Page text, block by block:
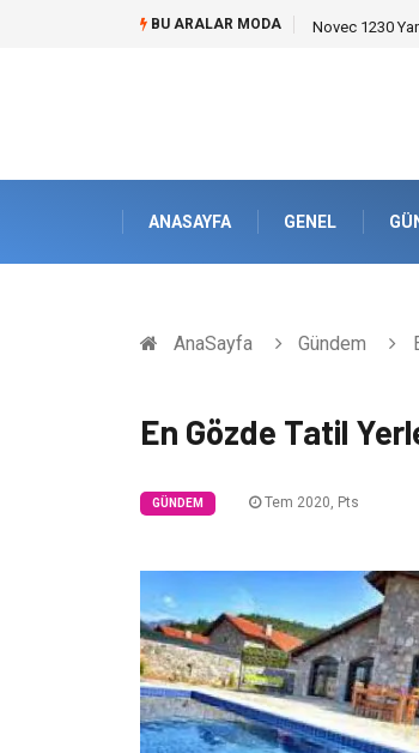
BU ARALAR MODA Skoda Yedek
ANASAYFA GENEL
AnaSayfa Gündem
En Gözde Tatil
GÜNDEM Tem 2020, Pts